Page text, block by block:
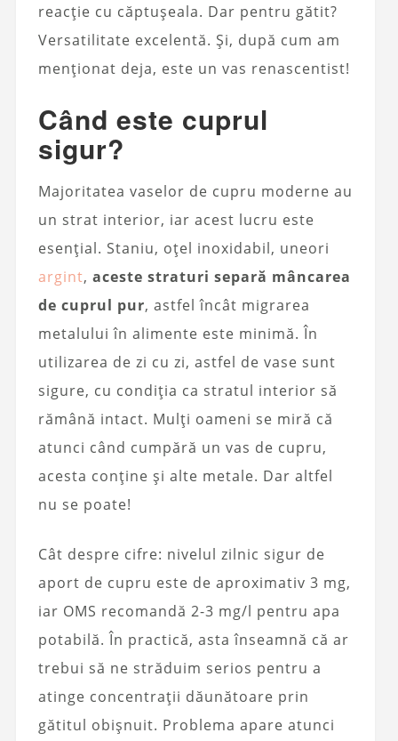
reacție cu căptușeala. Dar pentru gătit?
Versatilitate excelentă. Și, după cum am
menționat deja, este un vas renascentist!
Când este cuprul
sigur?
Majoritatea vaselor de cupru moderne au
un strat interior, iar acest lucru este
esențial. Staniu, oțel inoxidabil, uneori
argint, aceste straturi separă mâncarea
de cuprul pur, astfel încât migrarea
metalului în alimente este minimă. În
utilizarea de zi cu zi, astfel de vase sunt
sigure, cu condiția ca stratul interior să
rămână intact. Mulți oameni se miră că
atunci când cumpără un vas de cupru,
acesta conține și alte metale. Dar altfel
nu se poate!
Cât despre cifre: nivelul zilnic sigur de
aport de cupru este de aproximativ 3 mg,
iar OMS recomandă 2-3 mg/l pentru apa
potabilă. În practică, asta înseamnă că ar
trebui să ne străduim serios pentru a
atinge concentrații dăunătoare prin
gătitul obișnuit. Problema apare atunci